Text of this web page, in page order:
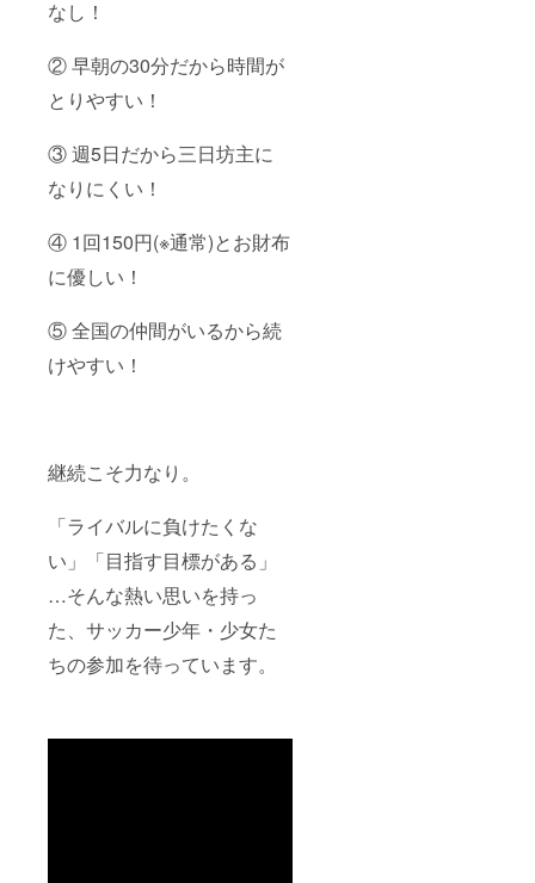
なし！
② 早朝の30分だから時間が
とりやすい！
③ 週5日だから三日坊主に
なりにくい！
④ 1回150円(※通常)とお財布
に優しい！
⑤ 全国の仲間がいるから続
けやすい！
継続こそ力なり。
「ライバルに負けたくな
い」「目指す目標がある」
…そんな熱い思いを持っ
た、サッカー少年・少女た
ちの参加を待っています。